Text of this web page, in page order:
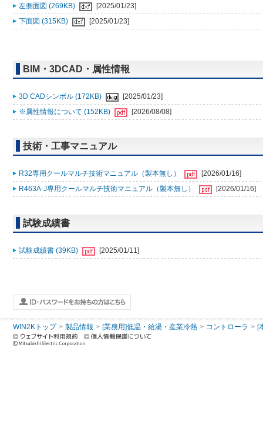
左側面図 (269KB)
[2025/01/23]
下面図 (315KB)
[2025/01/23]
BIM・3DCAD・属性情報
3D CADシンボル (172KB)
[2025/01/23]
※属性情報について (152KB)
[2026/08/08]
技術・工事マニュアル
R32専用クールマルチ技術マニュアル（製本無し）
[2026/01/16]
R463A-J専用クールマルチ技術マニュアル（製本無し）
[2026/01/16]
試験成績書
試験成績書 (39KB) [2025/01/11]
WIN2Kトップ 製品情報 [業務用]低温・給湯・産業冷熱 コントローラ [